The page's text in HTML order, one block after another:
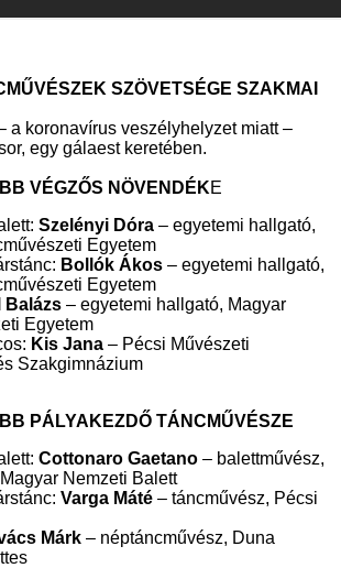
SZÖVETSÉGE SZAKMAI
a koronavírus veszélyhelyzet miatt –
egy gálaest keretében.
VÉGZŐS NÖVENDÉKE
Szelényi Dóra – egyetemi hallgató,
Egyetem
Bollók Ákos – egyetemi hallgató,
Egyetem
Balázs – egyetemi hallgató, Magyar
Egyetem
Kis Jana – Pécsi Művészeti
Szakgimnázium
PÁLYAKEZDŐ TÁNCMŰVÉSZE
Cottonaro Gaetano – balettművész,
Nemzeti Balett
Varga Máté – táncművész, Pécsi
Márk – néptáncművész, Duna